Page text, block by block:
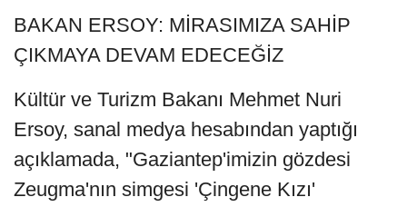
BAKAN ERSOY: MİRASIMIZA SAHİP
ÇIKMAYA DEVAM EDECEĞİZ
Kültür ve Turizm Bakanı Mehmet Nuri
Ersoy, sanal medya hesabından yaptığı
açıklamada, "Gaziantep'imizin gözdesi
Zeugma'nın simgesi 'Çingene Kızı'